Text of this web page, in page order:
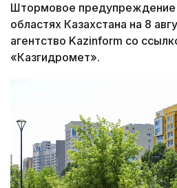
Штормовое предупреждение
областях Казахстана на 8
агентство Kazinform со
«Казгидромет».